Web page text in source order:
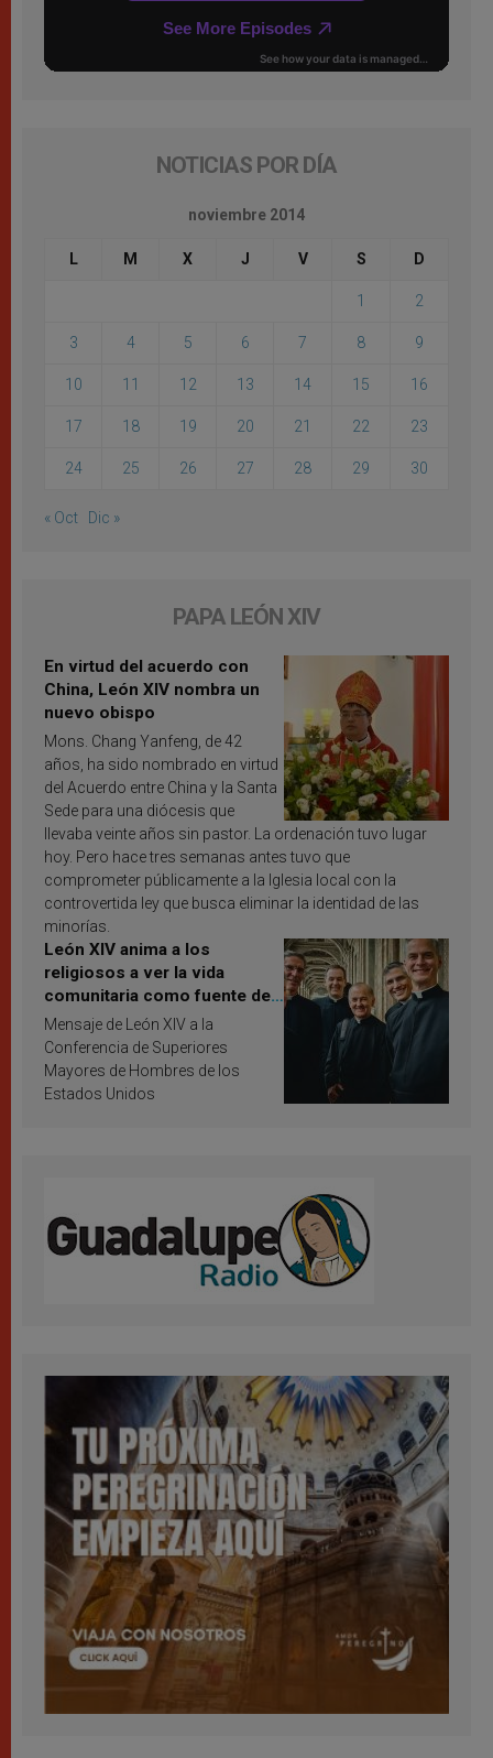
NOTICIAS POR DÍA
noviembre 2014
L M X J V S D
1 2
3 4 5 6 7 8 9
10 11 12 13 14 15 16
17 18 19 20 21 22 23
24 25 26 27 28 29 30
« Oct Dic »
PAPA LEÓN XIV
En virtud del acuerdo con
China, León XIV nombra un
nuevo obispo
Mons. Chang Yanfeng, de 42
años, ha sido nombrado en virtud
del Acuerdo entre China y la Santa
Sede para una diócesis que
llevaba veinte años sin pastor. La ordenación tuvo lugar
hoy. Pero hace tres semanas antes tuvo que
comprometer públicamente a la Iglesia local con la
controvertida ley que busca eliminar la identidad de las
minorías.
León XIV anima a los
religiosos a ver la vida
comunitaria como fuente de
inspiración y santificación
Mensaje de León XIV a la
Conferencia de Superiores
Mayores de Hombres de los
Estados Unidos